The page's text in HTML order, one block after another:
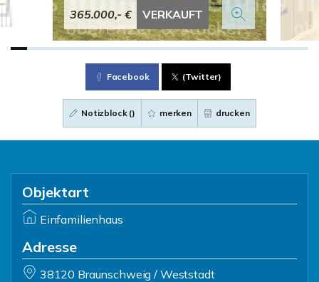
365.000,- € VERKAUFT
Facebook (Twitter)
Notizblock () merken drucken
Objektart
Einfamilienhaus
Adresse
38120 Braunschweig / Weststadt